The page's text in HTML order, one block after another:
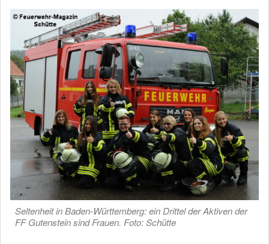
Seltenheit in Baden-Württemberg: ein Drittel der Aktiven der
FF Gutenstein sind Frauen. Foto: Schütte